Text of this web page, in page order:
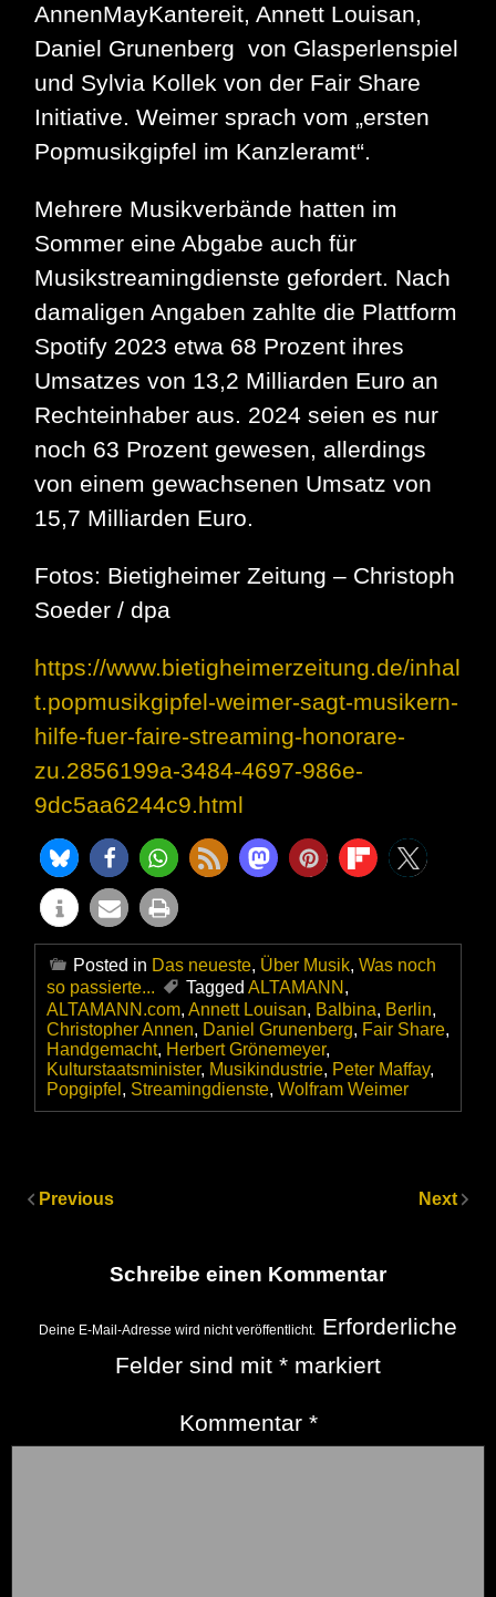
AnnenMayKantereit, Annett Louisan,
Daniel Grunenberg von Glasperlenspiel
und Sylvia Kollek von der Fair Share
Initiative. Weimer sprach vom „ersten
Popmusikgipfel im Kanzleramt“.
Mehrere Musikverbände hatten im
Sommer eine Abgabe auch für
Musikstreamingdienste gefordert. Nach
damaligen Angaben zahlte die Plattform
Spotify 2023 etwa 68 Prozent ihres
Umsatzes von 13,2 Milliarden Euro an
Rechteinhaber aus. 2024 seien es nur
noch 63 Prozent gewesen, allerdings
von einem gewachsenen Umsatz von
15,7 Milliarden Euro.
Fotos: Bietigheimer Zeitung – Christoph
Soeder / dpa
https://www.bietigheimerzeitung.de/inhal
t.popmusikgipfel-weimer-sagt-musikern-
hilfe-fuer-faire-streaming-honorare-
zu.2856199a-3484-4697-986e-
9dc5aa6244c9.html
Posted in Das neueste, Über Musik, Was noch
so passierte...
Tagged ALTAMANN ,
ALTAMANN.com, Annett Louisan, Balbina, Berlin,
Christopher Annen, Daniel Grunenberg, Fair Share,
Handgemacht, Herbert Grönemeyer,
Kulturstaatsminister, Musikindustrie, Peter Maffay,
Popgipfel , Streamingdienste, Wolfram Weimer
Previous Next
Schreibe einen Kommentar
Deine E-Mail-Adresse wird nicht veröffentlicht. Erforderliche
Felder sind mit * markiert
Kommentar *